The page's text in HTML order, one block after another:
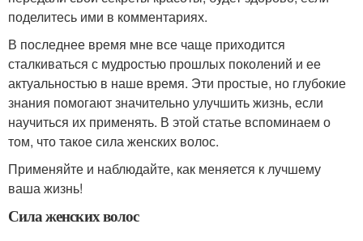
поделитесь ими в комментариях.
В последнее время мне все чаще приходится
сталкиваться с мудростью прошлых поколений и ее
актуальностью в наше время. Эти простые, но глубокие
знания помогают значительно улучшить жизнь, если
научиться их применять. В этой статье вспоминаем о
том, что такое сила женских волос.
Применяйте и наблюдайте, как меняется к лучшему
ваша жизнь!
Сила женских волос